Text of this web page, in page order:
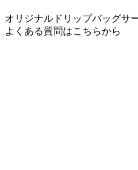
オリジナルドリップバッグサ
よくある質問はこちらから